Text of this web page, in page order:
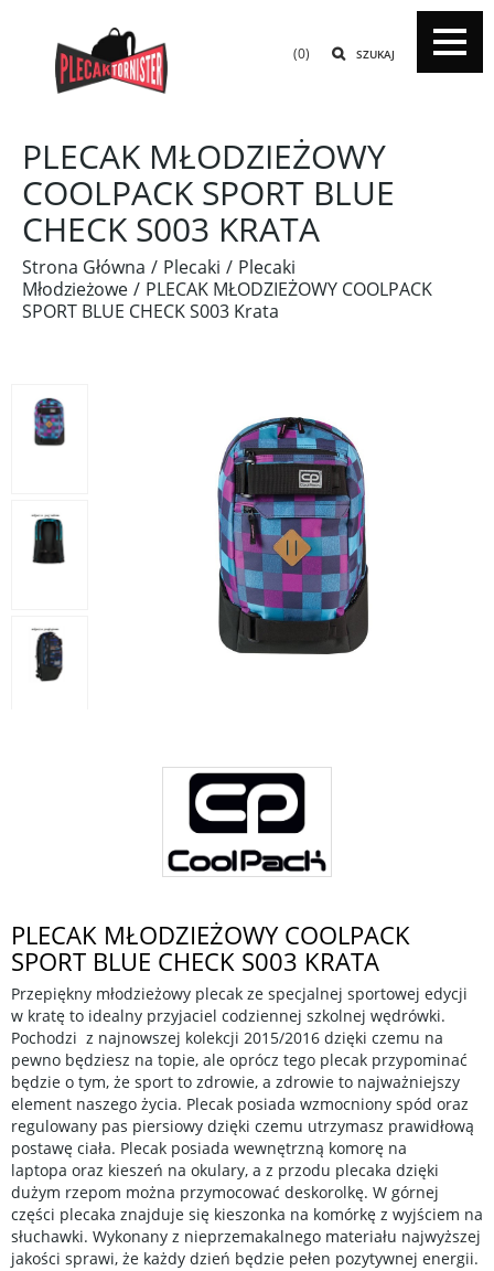
SZUKAJ
(0)
PLECAK MŁODZIEŻOWY
COOLPACK SPORT BLUE
CHECK S003 KRATA
Strona Główna Plecaki
Plecaki
Młodzieżowe
PLECAK MŁODZIEŻOWY COOLPACK
SPORT BLUE CHECK S003 Krata
PLECAK MŁODZIEŻOWY COOLPACK
SPORT BLUE CHECK S003 KRATA
Przepiękny młodzieżowy plecak ze specjalnej sportowej edycji
w kratę to idealny przyjaciel codziennej szkolnej wędrówki.
Pochodzi z najnowszej kolekcji 2015/2016 dzięki czemu na
pewno będziesz na topie, ale oprócz tego plecak przypominać
będzie o tym, że sport to zdrowie, a zdrowie to najważniejszy
element naszego życia. Plecak posiada wzmocniony spód oraz
regulowany pas piersiowy dzięki czemu utrzymasz prawidłową
postawę ciała. Plecak posiada wewnętrzną komorę na
laptopa oraz kieszeń na okulary, a z przodu plecaka dzięki
dużym rzepom można przymocować deskorolkę. W górnej
części plecaka znajduje się kieszonka na komórkę z wyjściem na
słuchawki. Wykonany z nieprzemakalnego materiału najwyższej
jakości sprawi, że każdy dzień będzie pełen pozytywnej energii.